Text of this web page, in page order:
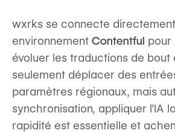
wxrks se connecte
environnement Contentful pour
évoluer les traductions de bout
seulement déplacer des
paramètres régionaux, mais
synchronisation, appliquer l’IA
rapidité est essentielle et